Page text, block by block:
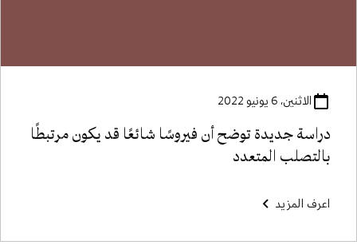
الاثنين، 6 يونيو 2022
دراسة جديدة توضح أن فيروسًا شائعًا قد يكون مرتبطًا
بالتصلب المتعدد
اعرف المزيد